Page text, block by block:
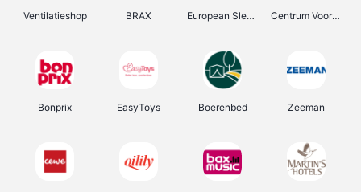
Ventilatieshop BRAX European Sleeper Centrum Voor Avondonderwijs
Bonprix EasyToys Boerenbed Zeeman